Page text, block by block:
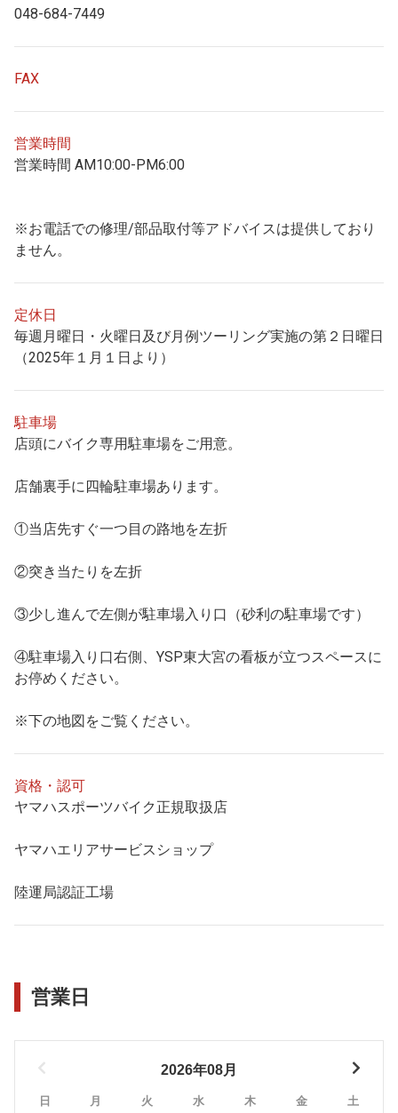
048-684-7449
FAX
営業時間
営業時間 AM10:00-PM6:00
※お電話での修理/部品取付等アドバイスは提供しており
ません。
定休日
毎週月曜日・火曜日及び月例ツーリング実施の第２日曜日
（2025年１月１日より）
駐車場
店頭にバイク専用駐車場をご用意。
店舗裏手に四輪駐車場あります。
①当店先すぐ一つ目の路地を左折
②突き当たりを左折
③少し進んで左側が駐車場入り口（砂利の駐車場です）
④駐車場入り口右側、YSP東大宮の看板が立つスペースに
お停めください。
※下の地図をご覧ください。
資格・認可
ヤマハスポーツバイク正規取扱店
ヤマハエリアサービスショップ
陸運局認証工場
営業日
2026年08月
日 月 火 水 木 金 土